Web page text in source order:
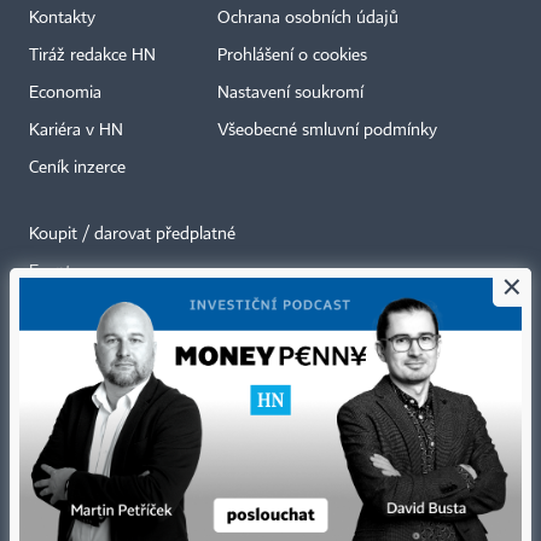
Kontakty
Tiráž redakce HN
Economia
Kariéra v HN
Ceník inzerce
Ochrana osobních údajů
Prohlášení o cookies
Nastavení soukromí
Všeobecné smluvní podmínky
Koupit / darovat předplatné
Eventy
Newslettery
RSS kanály
Autorská práva vykonává vydavatel. Bez písemného svolení vydavatele je
zakázáno jakékoli užití částí nebo celku díla, zejména rozmnožování a šíření
jakýmkoli způsobem, mechanickým nebo elektronickým, v českém nebo
jiném jazyce. Bez souhlasu vydavatele je zakázáno též rozmnožování
obsahu pro účely automatizované analýzy textů nebo dat
×